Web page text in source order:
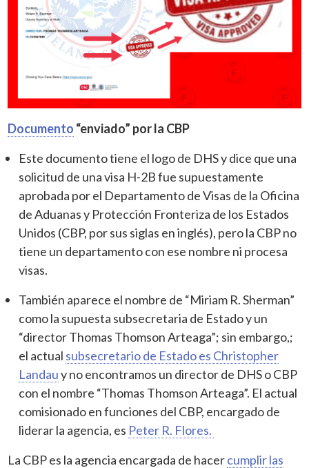
Documento “enviado” por la CBP
Este documento tiene el logo de DHS y dice que una
solicitud de una visa H-2B fue supuestamente
aprobada por el Departamento de Visas de la Oficina
de Aduanas y Protección Fronteriza de los Estados
Unidos (CBP, por sus siglas en inglés), pero la CBP no
tiene un departamento con ese nombre ni procesa
visas.
También aparece el nombre de “Miriam R. Sherman”
como la supuesta subsecretaria de Estado y un
“director Thomas Thomson Arteaga”; sin embargo,;
el actual subsecretario de Estado es Christopher
Landauy no encontramos un director de DHS o CBP
con el nombre “Thomas Thomson Arteaga”. El actual
comisionado en funciones del CBP, encargado de
liderar la agencia, es Peter R. Flores.
La CBP es la agencia encargada de hacercumplir las